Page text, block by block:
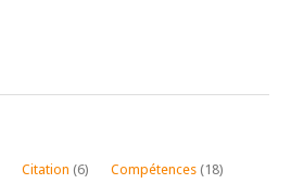
Citation (6) Compétences (18)